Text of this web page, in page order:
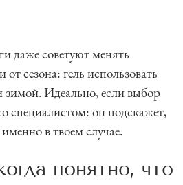
даже советуют менять
сезона: гель использовать
зимой. Идеально, если выбор
специалистом: он подскажет,
в твоем случае.
понятно, что